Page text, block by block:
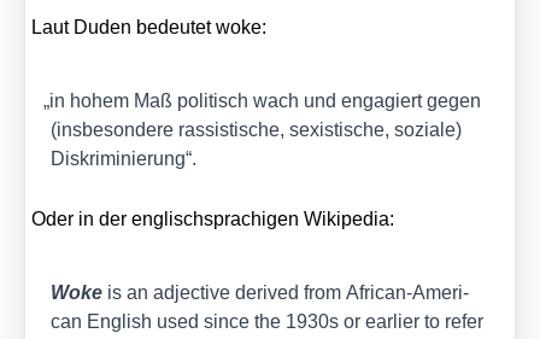
Laut Duden bedeu­tet woke:
„in hohem Maß poli­tisch wach und enga­giert gegen
(ins­be­son­de­re ras­sis­ti­sche, sexis­ti­sche, sozia­le)
Dis­kri­mi­nie­rung“.
Oder in der eng­lisch­spra­chi­gen Wiki­pe­dia:
Woke is an adjec­ti­ve deri­ved from Afri­can-Ame­ri­
can Eng­lish used sin­ce the 1930s or ear­lier to refer